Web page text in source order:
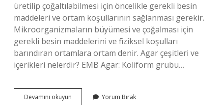
üretilip çoğaltılabilmesi için öncelikle gerekli besin
maddeleri ve ortam koşullarının sağlanması gerekir.
Mikroorganizmaların büyümesi ve çoğalması için
gerekli besin maddelerini ve fiziksel koşulları
barındıran ortamlara ortam denir. Agar çeşitleri ve
içerikleri nelerdir? EMB Agar: Koliform grubu…
Devamını okuyun BesiyerindeYorum Bırak